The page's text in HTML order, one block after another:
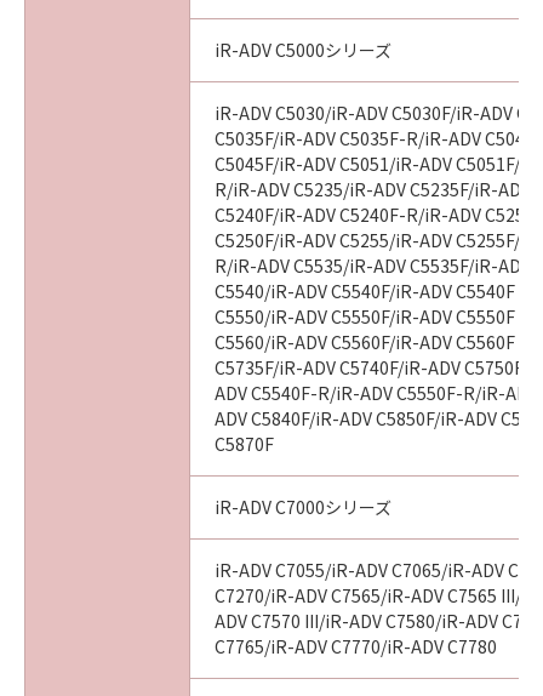
iR-ADV C5000シリーズ
iR-ADV C5030/iR-ADV C5030F/iR-ADV
C5035F/iR-ADV C5035F-R/iR-ADV
C5045F/iR-ADV C5051/iR-ADV C5051F/
R/iR-ADV C5235/iR-ADV C5235F/iR-ADV
C5240F/iR-ADV C5240F-R/iR-ADV
C5250F/iR-ADV C5255/iR-ADV C5255F/
R/iR-ADV C5535/iR-ADV C5535F/iR-ADV
C5540/iR-ADV C5540F/iR-ADV C5540F
C5550/iR-ADV C5550F/iR-ADV C5550F
C5560/iR-ADV C5560F/iR-ADV C5560F
C5735F/iR-ADV C5740F/iR-ADV C5750F/
ADV C5540F-R/iR-ADV C5550F-R/iR-
ADV C5840F/iR-ADV C5850F/iR-ADV
C5870F
iR-ADV C7000シリーズ
iR-ADV C7055/iR-ADV C7065/iR-ADV
C7270/iR-ADV C7565/iR-ADV C7565 III/
ADV C7570 III/iR-ADV C7580/iR-ADV
C7765/iR-ADV C7770/iR-ADV C7780